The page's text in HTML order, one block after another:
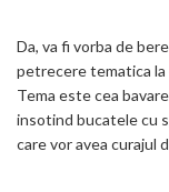
Da, va fi vorba de
petrecere tematica la
Tema este cea
insotind bucatele cu
care vor avea curajul